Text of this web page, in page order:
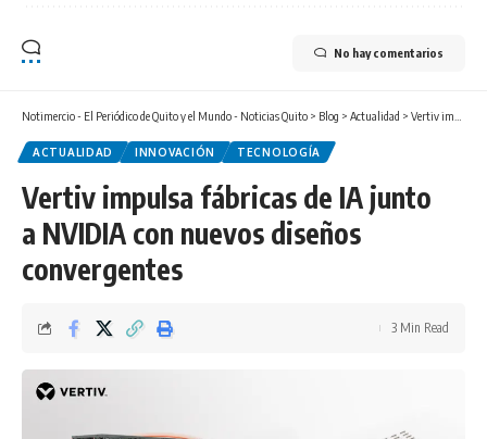
No hay comentarios
Notimercio - El Periódico de Quito y el Mundo - Noticias Quito > Blog > Actualidad > Vertiv impulsa fábricas de IA junto a NVIDIA con nuevos diseños convergentes
ACTUALIDAD INNOVACIÓN TECNOLOGÍA
Vertiv impulsa fábricas de IA junto
a NVIDIA con nuevos diseños
convergentes
3 Min Read